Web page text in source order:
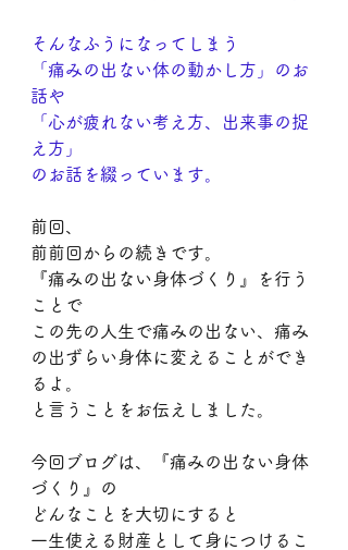
そんなふうになってしまう
「痛みの出ない体の動かし方」のお
話や
「心が疲れない考え方、出来事の捉
え方」
のお話を綴っています。
前回、
前前回からの続きです。
『痛みの出ない身体づくり』を行う
ことで
この先の人生で痛みの出ない、痛み
の出ずらい身体に変えることができ
るよ。
と言うことをお伝えしました。
今回ブログは、『痛みの出ない身体
づくり』の
どんなことを大切にすると
一生使える財産として身につけるこ